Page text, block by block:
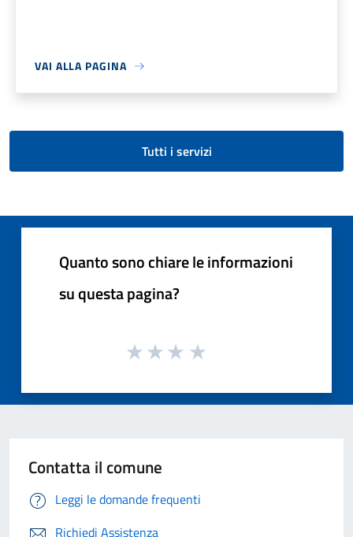
VAI ALLA PAGINA
Tutti i servizi
Quanto sono chiare le informazioni
su questa pagina?
Contatta il comune
Leggi le domande frequenti
Richiedi Assistenza